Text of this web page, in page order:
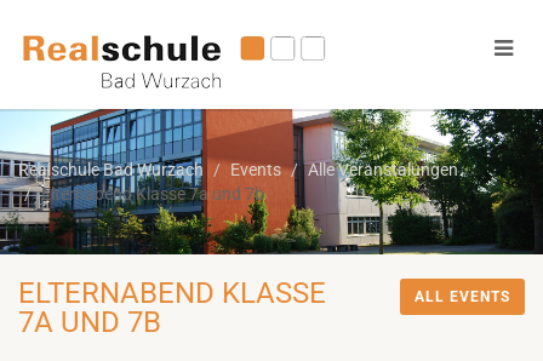
Realschule Bad Wurzach Events
Alle Veranstalungen
Elternabend Klasse 7a und 7b
ELTERNABEND KLASSE
7A UND 7B
ALL EVENTS